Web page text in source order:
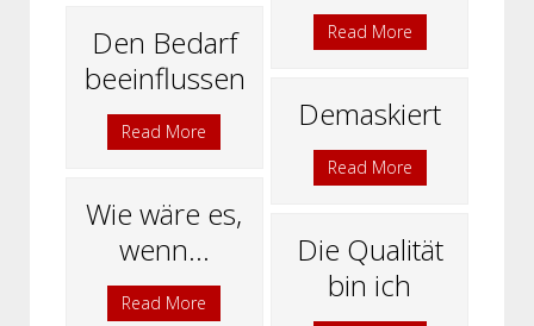
Read More
Den Bedarf
beeinflussen
Read More Demaskiert
Read More
Wie wäre es,
wenn...
Read More
Die Qualität
bin ich